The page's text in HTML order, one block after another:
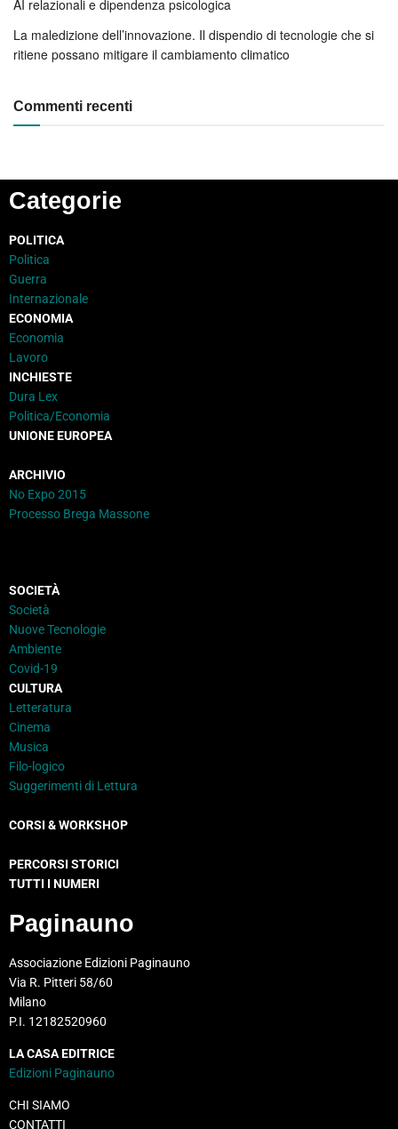
AI relazionali e dipendenza psicologica
La maledizione dell’innovazione. Il dispendio di tecnologie che si
ritiene possano mitigare il cambiamento climatico
Commenti recenti
Categorie
POLITICA
Politica
Guerra
Internazionale
ECONOMIA
Economia
Lavoro
INCHIESTE
Dura Lex
Politica/Economia
UNIONE EUROPEA
ARCHIVIO
No Expo 2015
Processo Brega Massone
SOCIETÀ
Società
Nuove Tecnologie
Ambiente
Covid-19
CULTURA
Letteratura
Cinema
Musica
Filo-logico
Suggerimenti di Lettura
CORSI & WORKSHOP
PERCORSI STORICI
TUTTI I NUMERI
Paginauno
Associazione Edizioni Paginauno
Via R. Pitteri 58/60
Milano
P.I. 12182520960
LA CASA EDITRICE
Edizioni Paginauno
CHI SIAMO
CONTATTI